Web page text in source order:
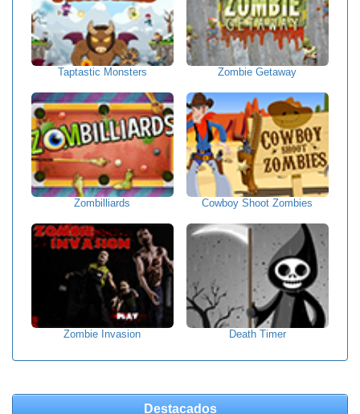
Taptastic Monsters Zombie Getaway
Zombilliards Cowboy Shoot Zombies
Zombie Invasion Death Timer
Destacados